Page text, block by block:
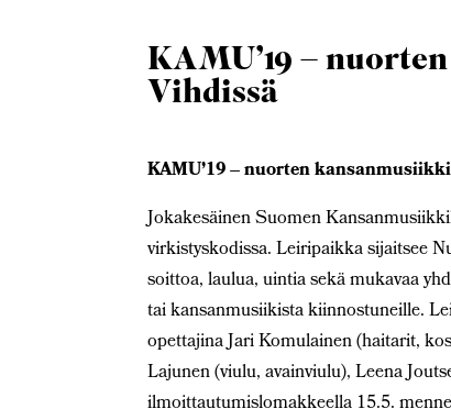
KAMU’19 –
Vihdissä
KAMU’19 – nuorten
Jokakesäinen Suomen
virkistyskodissa. Leiripaikka sijaitsee
soittoa, laulua, uintia sekä mukavaa
tai kansanmusiikista kiinnostuneille.
opettajina Jari Komulainen (haitarit,
Lajunen (viulu, avainviulu), Leena
ilmoittautumislomakkeella 15.5.